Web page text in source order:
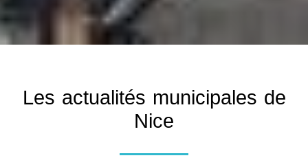
Les actualités municipales de
Nice